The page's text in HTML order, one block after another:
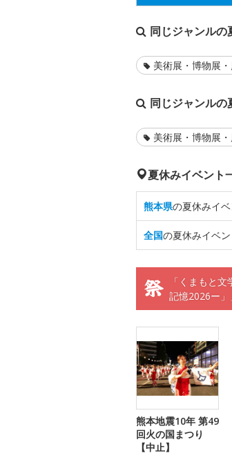
同じジャンルの
美術展・博物展
同じジャンルの
美術展・博物展
夏休みイベント
熊本県の夏休みイ
全国の夏休みイベ
「くまもと
記憶2026ー
熊本地震10年 第49
回火の国まつり
【中止】